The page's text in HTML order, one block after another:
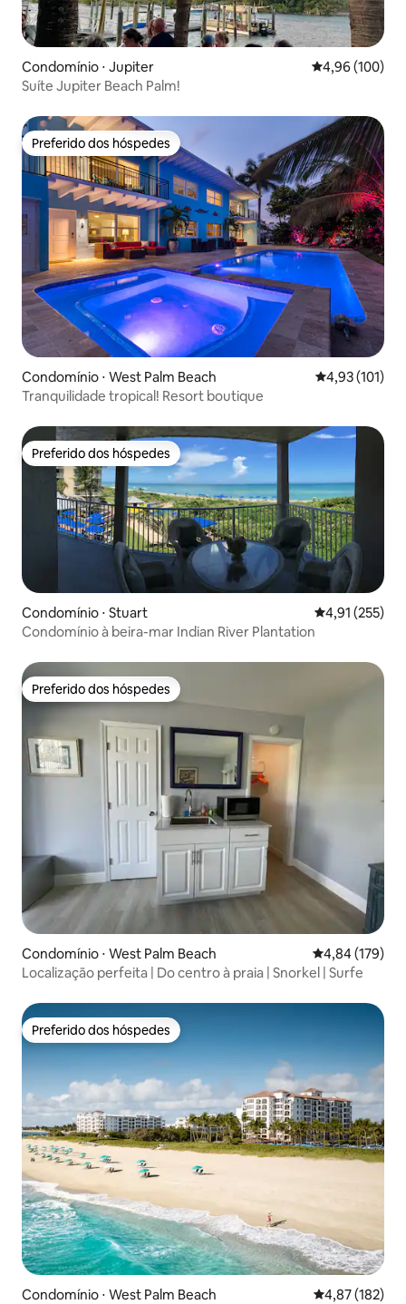
Condomínio ⋅ Jupiter 4,96 de uma
4,96 (100)
Suíte Jupiter Beach Palm!
Preferido dos hóspedes
Preferido dos hóspedes
Condomínio ⋅ West Palm Beach 4,93 de uma
4,93 (101)
Tranquilidade tropical! Resort boutique
Preferido dos hóspedes
Preferido dos hóspedes
Condomínio ⋅ Stuart 4,91 de uma
4,91 (255)
Condomínio à beira-mar Indian River Plantation
Preferido dos hóspedes
Preferido dos hóspedes
Condomínio ⋅ West Palm Beach 4,84 de uma
4,84 (179)
Localização perfeita | Do centro à praia | Snorkel | Surfe
Preferido dos hóspedes
Preferido dos hóspedes
Condomínio ⋅ West Palm Beach 4,87 de uma
4,87 (182)